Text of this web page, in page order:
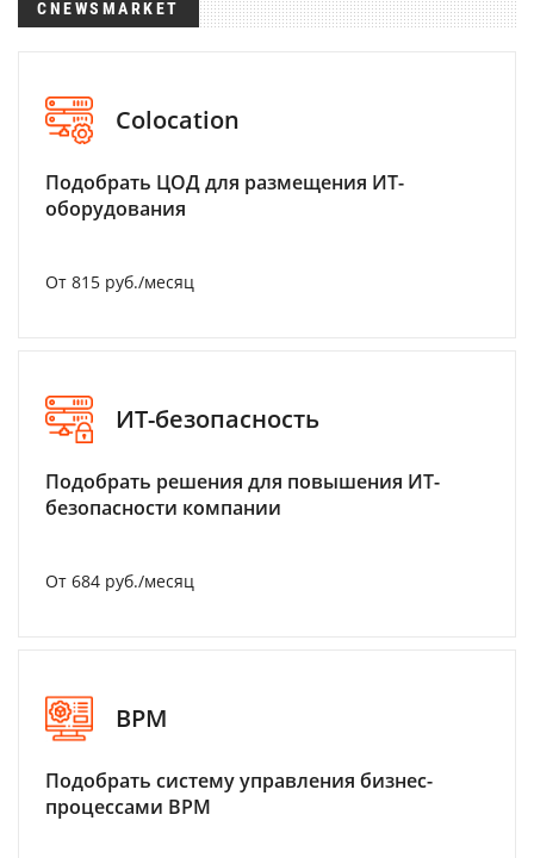
CNEWSMARKET
Colocation
Подобрать ЦОД для размещения ИТ-
оборудования
От 815 руб./месяц
ИТ-безопасность
Подобрать решения для повышения ИТ-
безопасности компании
От 684 руб./месяц
BPM
Подобрать систему управления бизнес-
процессами BPM